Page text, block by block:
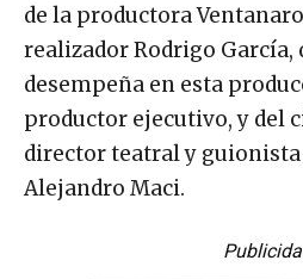
de la productora
realizador Rodrigo García,
desempeña en esta
productor ejecutivo, y del
director teatral y
Alejandro Maci.